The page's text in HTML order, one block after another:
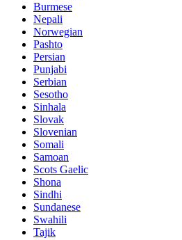
Burmese
Nepali
Norwegian
Pashto
Persian
Punjabi
Serbian
Sesotho
Sinhala
Slovak
Slovenian
Somali
Samoan
Scots Gaelic
Shona
Sindhi
Sundanese
Swahili
Tajik